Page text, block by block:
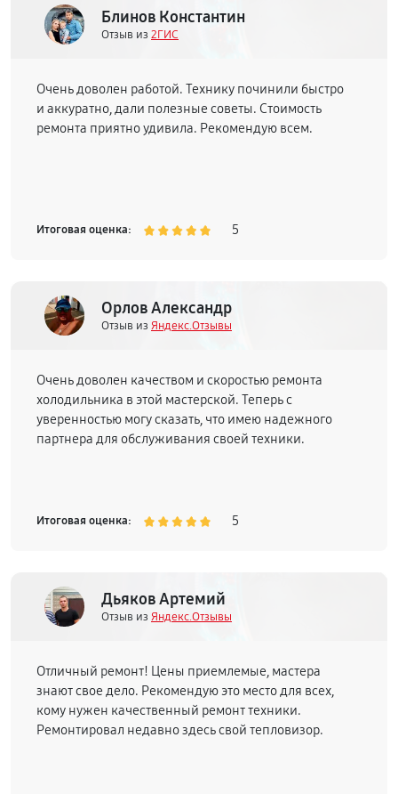
Блинов Константин
Отзыв из 2ГИС
Очень доволен работой. Технику починили быстро
и аккуратно, дали полезные советы. Стоимость
ремонта приятно удивила. Рекомендую всем.
Итоговая оценка: 5
Орлов Александр
Отзыв из Яндекс.Отзывы
Очень доволен качеством и скоростью ремонта
холодильника в этой мастерской. Теперь с
уверенностью могу сказать, что имею надежного
партнера для обслуживания своей техники.
Итоговая оценка: 5
Дьяков Артемий
Отзыв из Яндекс.Отзывы
Отличный ремонт! Цены приемлемые, мастера
знают свое дело. Рекомендую это место для всех,
кому нужен качественный ремонт техники.
Ремонтировал недавно здесь свой тепловизор.